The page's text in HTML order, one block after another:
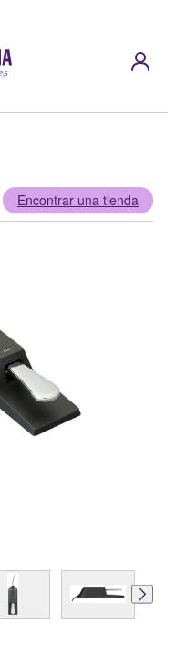
Encontrar una tienda